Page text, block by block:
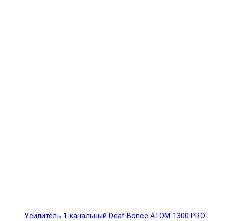
Усилитель 1-канальный Deaf Bonce ATOM 1300 PRO